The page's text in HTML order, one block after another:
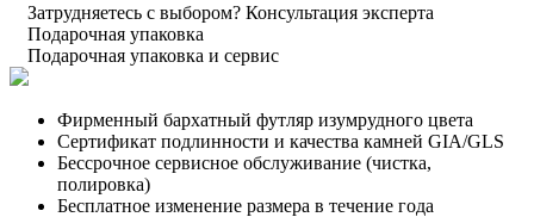
Затрудняетесь с выбором? Консультация эксперта
Подарочная упаковка
Подарочная упаковка и сервис
Фирменный бархатный футляр изумрудного цвета
Сертификат подлинности и качества камней GIA/GLS
Бессрочное сервисное обслуживание (чистка,
полировка)
Бесплатное изменение размера в течение года